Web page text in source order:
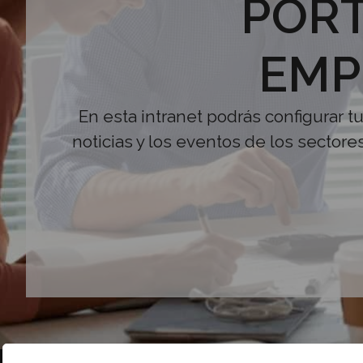
En esta intranet podrás configurar
noticias y los eventos de los